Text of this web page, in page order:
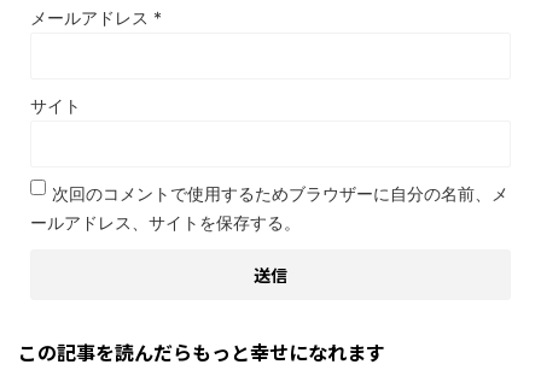
メールアドレス *
サイト
次回のコメントで使用するためブラウザーに自分の名前、メ
ールアドレス、サイトを保存する。
この記事を読んだらもっと幸せになれます